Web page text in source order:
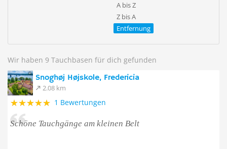
A bis Z
Z bis A
Entfernung
Wir haben 9 Tauchbasen für dich gefunden
Snoghøj Højskole, Fredericia
2.08 km
1 Bewertungen
Schöne Tauchgänge am kleinen Belt